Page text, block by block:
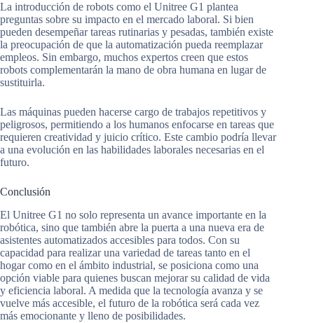
La introducción de robots como el Unitree G1 plantea
preguntas sobre su impacto en el mercado laboral. Si bien
pueden desempeñar tareas rutinarias y pesadas, también existe
la preocupación de que la automatización pueda reemplazar
empleos. Sin embargo, muchos expertos creen que estos
robots complementarán la mano de obra humana en lugar de
sustituirla.
Las máquinas pueden hacerse cargo de trabajos repetitivos y
peligrosos, permitiendo a los humanos enfocarse en tareas que
requieren creatividad y juicio crítico. Este cambio podría llevar
a una evolución en las habilidades laborales necesarias en el
futuro.
Conclusión
El Unitree G1 no solo representa un avance importante en la
robótica, sino que también abre la puerta a una nueva era de
asistentes automatizados accesibles para todos. Con su
capacidad para realizar una variedad de tareas tanto en el
hogar como en el ámbito industrial, se posiciona como una
opción viable para quienes buscan mejorar su calidad de vida
y eficiencia laboral. A medida que la tecnología avanza y se
vuelve más accesible, el futuro de la robótica será cada vez
más emocionante y lleno de posibilidades.